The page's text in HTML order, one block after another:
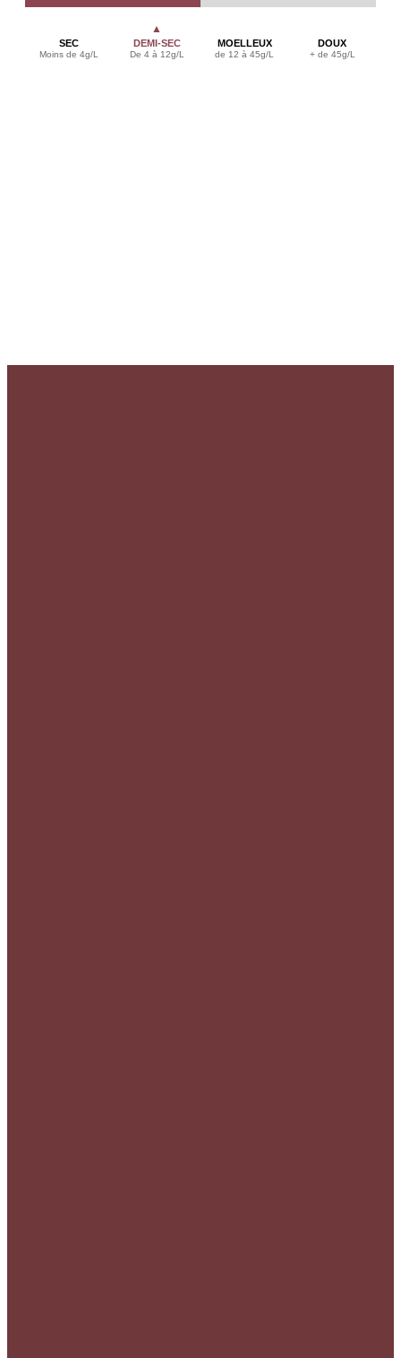
SEC
Moins de 4g/L
▲
DEMI-SEC
De 4 à 12g/L
MOELLEUX
de 12 à 45g/L
DOUX
+ de 45g/L